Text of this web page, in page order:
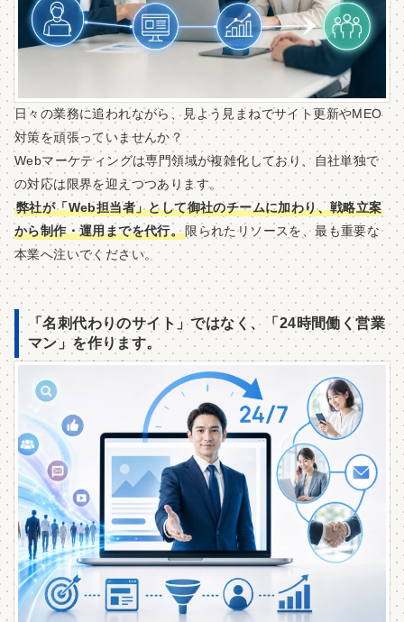
日々の業務に追われながら、見よう見まねでサイト更新やMEO
対策を頑張っていませんか？
Webマーケティングは専門領域が複雑化しており、自社単独で
の対応は限界を迎えつつあります。
弊社が「Web担当者」として御社のチームに加わり、戦略立案
から制作・運用までを代行。 限られたリソースを、最も重要な
本業へ注いでください。
「名刺代わりのサイト」ではなく、「24時間働く営業
マン」を作ります。